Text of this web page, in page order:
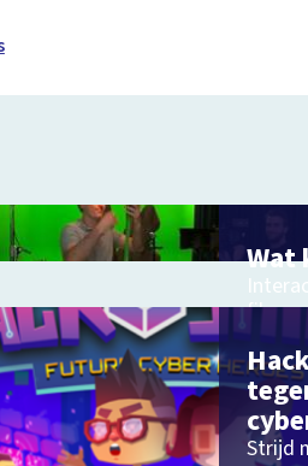
Wat
film
Strijd